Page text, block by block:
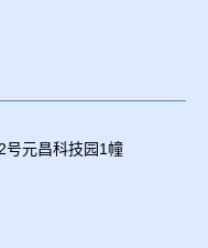
号元昌科技园1幢